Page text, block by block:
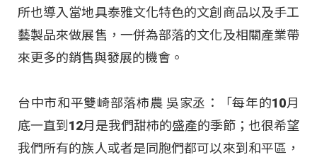
所也導入當地具泰雅文化特色的文創商品以及手工
藝製品來做展售，一併為部落的文化及相關產業帶
來更多的銷售與發展的機會。
台中市和平雙崎部落柿農 吳家丞：「每年的10月
底一直到12月是我們甜柿的盛產的季節；也很希望
我們所有的族人或者是同胞們都可以來到和平區，